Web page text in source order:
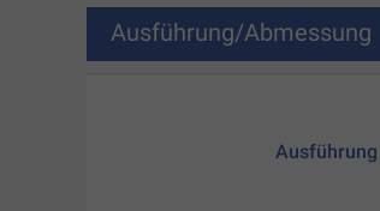
Ausführung/Abmessung
Ausführung